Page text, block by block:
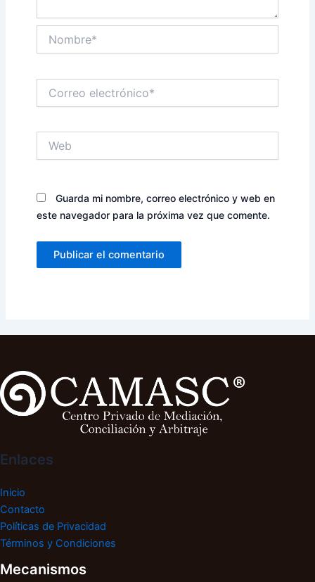
electrónico*
Guarda mi nombre, correo electrónico y web en
este navegador para la próxima vez que comente.
Enlaces
Inicio
Contacto
Políticas de Privacidad
Términos y Condiciones
Mecanismos